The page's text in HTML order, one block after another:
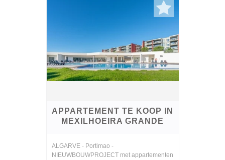
APPARTEMENT TE KOOP IN
MEXILHOEIRA GRANDE
ALGARVE - Portimao -
NIEUWBOUWPROJECT met appartementen